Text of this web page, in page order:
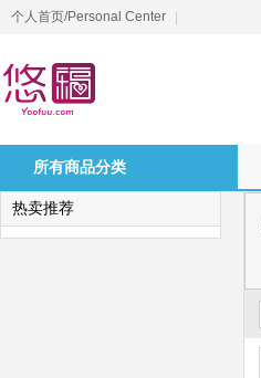
个人首页/Personal Center
所有商品分类
热卖推荐